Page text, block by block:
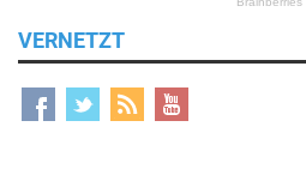
VERNETZT